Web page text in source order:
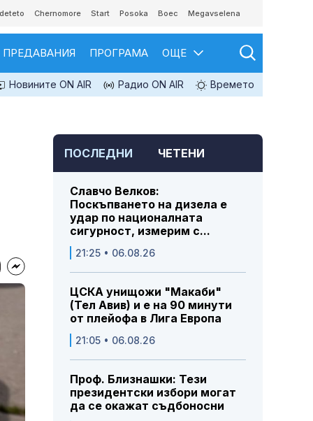
Chernomore Start Posoka Boec Megavselena
ПРЕДАВАНИЯ ПРОГРАМА ОЩЕ
Новините ON AIR Радио ON AIR Времето
ПОСЛЕДНИ ЧЕТЕНИ
Славчо Велков:
Поскъпването на дизела е
удар по националната
сигурност, измерим с...
21:25 • 06.08.26
ЦСКА унищожи "Макаби"
(Тел Авив) и е на 90 минути
от плейофа в Лига Европа
21:05 • 06.08.26
Проф. Близнашки: Тези
президентски избори могат
да се окажат съдбоносни